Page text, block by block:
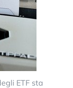
ETF sta